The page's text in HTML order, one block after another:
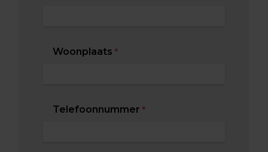
Woonplaats *
Telefoonnummer *